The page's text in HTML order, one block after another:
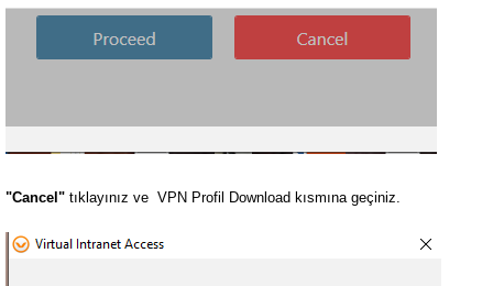
"Cancel" tıklayınız ve VPN Profil Download kısmına geçiniz.